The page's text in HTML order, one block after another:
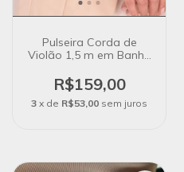
Pulseira Corda de
Violão 1,5 m em Banho
R$159,00
3 x de R$53,00 sem juros